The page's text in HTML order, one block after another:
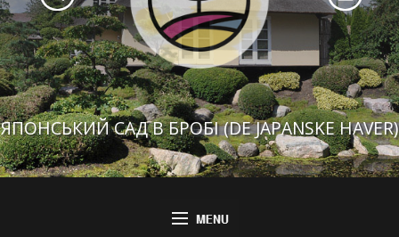
ЯПОНСЬКИЙ САД В БРОБІ (DE JAPANSKE HAVER)